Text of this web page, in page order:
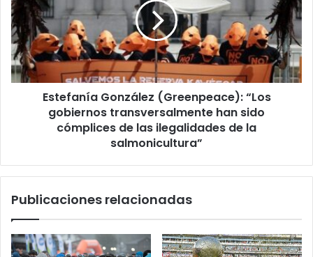
“Los
gobiernos
transversalmente
han
sido
cómplices
ilegalidades
salmonicultura”
Estefanía González (Greenpeace): “Los
gobiernos transversalmente han sido
cómplices de las ilegalidades de la
salmonicultura”
Publicaciones relacionadas